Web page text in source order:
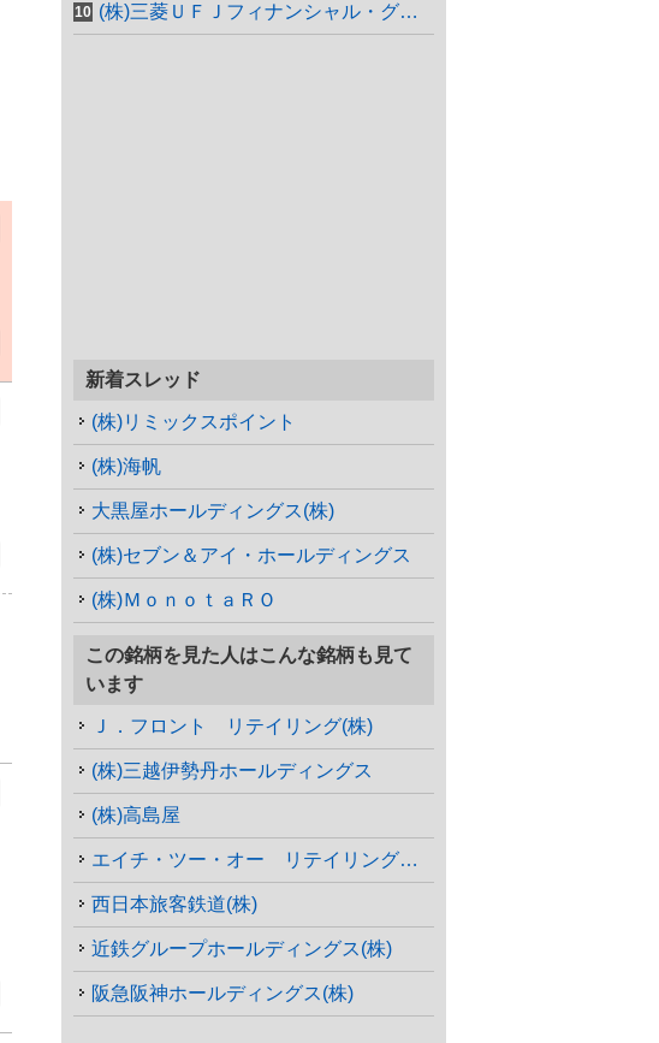
(株)三菱ＵＦＪフィナンシャル・グループ
新着スレッド
(株)リミックスポイント
(株)海帆
大黒屋ホールディングス(株)
(株)セブン＆アイ・ホールディングス
(株)ＭｏｎｏｔａＲＯ
この銘柄を見た人はこんな銘柄も見て
います
Ｊ．フロント リテイリング(株)
(株)三越伊勢丹ホールディングス
(株)高島屋
エイチ・ツー・オー リテイリング(株)
西日本旅客鉄道(株)
近鉄グループホールディングス(株)
阪急阪神ホールディングス(株)